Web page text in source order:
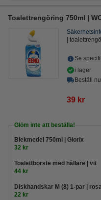
Toalettrengöring 750ml |
Se
i lager
Beställ
39 kr
Glöm inte att beställa!
Blekmedel 750ml | Glorix
32 kr
Toalettborste med hållare | vit
44 kr
Diskhandskar M (8) 1-par |
22 kr